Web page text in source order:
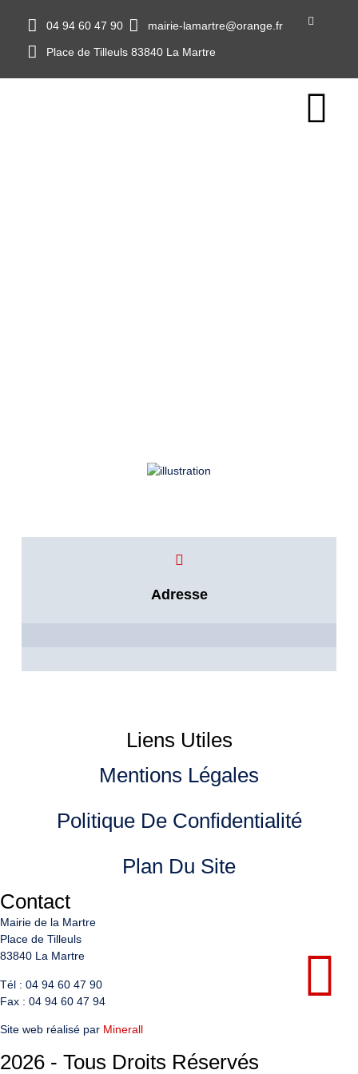
04 94 60 47 90 mairie-lamartre@orange.fr
Place de Tilleuls 83840 La Martre
Adresse
Liens Utiles
Mentions Légales
Politique De Confidentialité
Plan Du Site
Contact
Mairie de la Martre
Place de Tilleuls
83840 La Martre
Tél : 04 94 60 47 90
Fax : 04 94 60 47 94
Site web réalisé par Minerall
2026 - Tous Droits Réservés